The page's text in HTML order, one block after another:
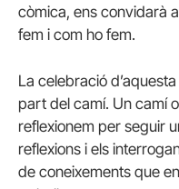
còmica, ens convidarà
fem i com ho fem.
La celebració
part del camí. Un camí
reflexionem per seguir
reflexions i els
de coneixements que